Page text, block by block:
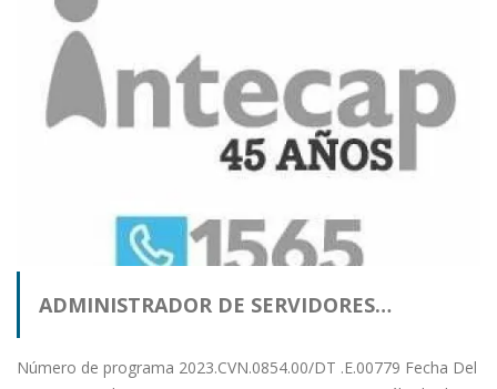
ADMINISTRADOR DE SERVIDORES…
Número de programa 2023.CVN.0854.00/DT .E.00779 Fecha Del